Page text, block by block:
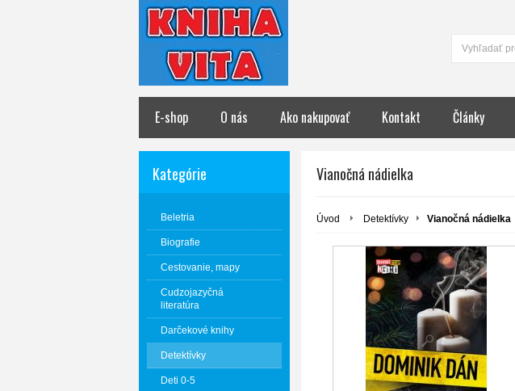
E-shop O nás Ako nakupovať Kontakt Články
Kategórie
Beletria
Biografie
Cestovanie, mapy
Cudzojazyčná
literatúra
Darčekové knihy
Detektívky
Deti 0-5
Vianočná nádielka
Úvod Detektívky Vianočná nádielka